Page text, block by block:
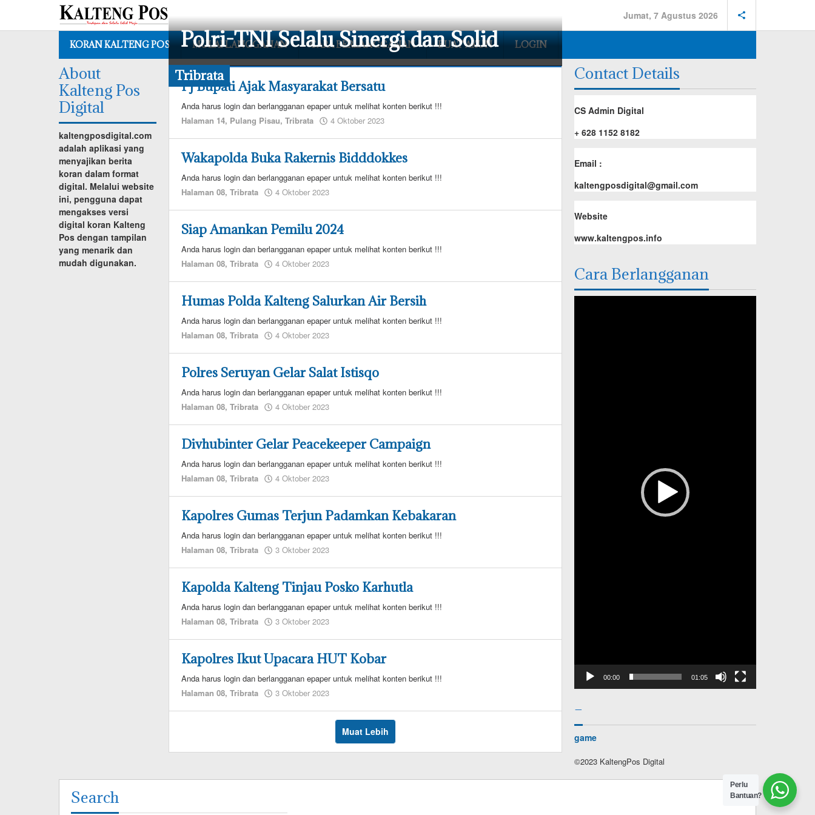
konten
Jumat, 7 Agustus 2026
KORAN KALTENG POS MULAI LANGGANAN CARA BERLANGGANAN BUAT AKUN LOGIN
About
Kalteng Pos
Digital
kaltengposdigital.com
adalah aplikasi yang
menyajikan berita
koran dalam format
digital. Melalui website
ini, pengguna dapat
mengakses versi
digital koran Kalteng
Pos dengan tampilan
yang menarik dan
mudah digunakan.
Polri-TNI Selalu Sinergi dan Solid
Halaman
08,
Tribrata
2023
oleh
admin
redaksi
Tribrata
Pj Bupati Ajak Masyarakat Bersatu
Anda harus login dan berlangganan epaper untuk melihat konten berikut !!!
Halaman 14, Pulang Pisau,Tribrata 4 Oktober 2023
redaksi
Wakapolda Buka Rakernis Bidddokkes
Anda harus login dan berlangganan epaper untuk melihat konten berikut !!!
Halaman 08,Tribrata 4 Oktober 2023
redaksi
Siap Amankan Pemilu 2024
Anda harus login dan berlangganan epaper untuk melihat konten berikut !!!
Halaman 08,Tribrata 4 Oktober 2023
redaksi
Humas Polda Kalteng Salurkan Air Bersih
Anda harus login dan berlangganan epaper untuk melihat konten berikut !!!
Halaman 08,Tribrata 4 Oktober 2023
redaksi
Polres Seruyan Gelar Salat Istisqo
Anda harus login dan berlangganan epaper untuk melihat konten berikut !!!
Halaman 08,Tribrata 4 Oktober 2023
redaksi
Divhubinter Gelar Peacekeeper Campaign
Anda harus login dan berlangganan epaper untuk melihat konten berikut !!!
Halaman 08,Tribrata 4 Oktober 2023
redaksi
Kapolres Gumas Terjun Padamkan Kebakaran
Anda harus login dan berlangganan epaper untuk melihat konten berikut !!!
Halaman 08,Tribrata 3 Oktober 2023
redaksi
Kapolda Kalteng Tinjau Posko Karhutla
Anda harus login dan berlangganan epaper untuk melihat konten berikut !!!
Halaman 08,Tribrata 3 Oktober 2023
redaksi
Kapolres Ikut Upacara HUT Kobar
Anda harus login dan berlangganan epaper untuk melihat konten berikut !!!
Halaman 08,Tribrata 3 Oktober 2023
redaksi
Muat Lebih
Contact Details
CS Admin Digital
+ 628 1152 8182
Email :
kaltengposdigital@gmail.com
Website
www.kaltengpos.info
Cara Berlangganan
00:00 01:05
–
game
©2023 KaltengPos Digital
Search
Perlu
Bantuan?